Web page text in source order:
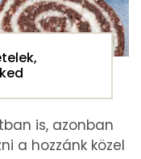
is, azonban
a hozzánk közel